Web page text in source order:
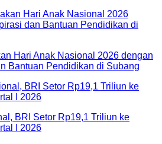
Hari Anak Nasional 2026 dengan
Bantuan Pendidikan di Subang
BRI Setor Rp19,1 Triliun ke
I 2026